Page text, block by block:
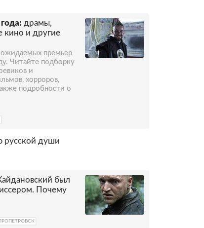
драмы,
кино и другие
ожидаемых премьер
Читайте подборку
и
хорроров,
подробности о
русской души
был
Почему